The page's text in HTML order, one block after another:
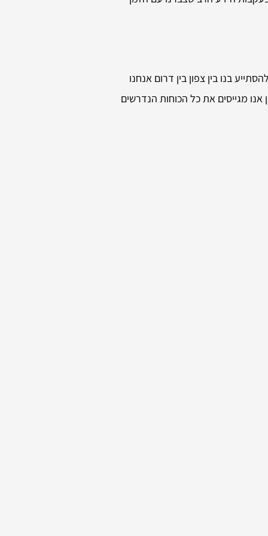
בנו בין צפון בין דרום אנחנו
מגייסים את כל הכוחות הנדרשים